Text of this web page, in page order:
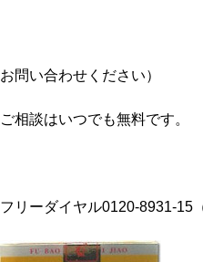
お問い合わせください）
ご相談はいつでも無料です。
フリーダイヤル0120-8931-15